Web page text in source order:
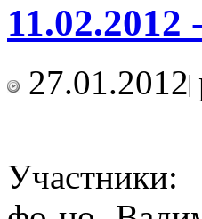
27.01.2012
Участники: